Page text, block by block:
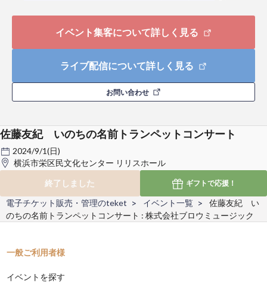
イベント集客について詳しく見る
ライブ配信について詳しく見る
お問い合わせ
佐藤友紀 いのちの名前トランペットコンサート
2024/9/1(日)
横浜市栄区民文化センター リリスホール
終了しました
ギフトで応援！
電子チケット販売・管理のteket イベント一覧
佐藤友紀 い
のちの名前トランペットコンサート : 株式会社ブロウミュージック
一般ご利用者様
イベントを探す